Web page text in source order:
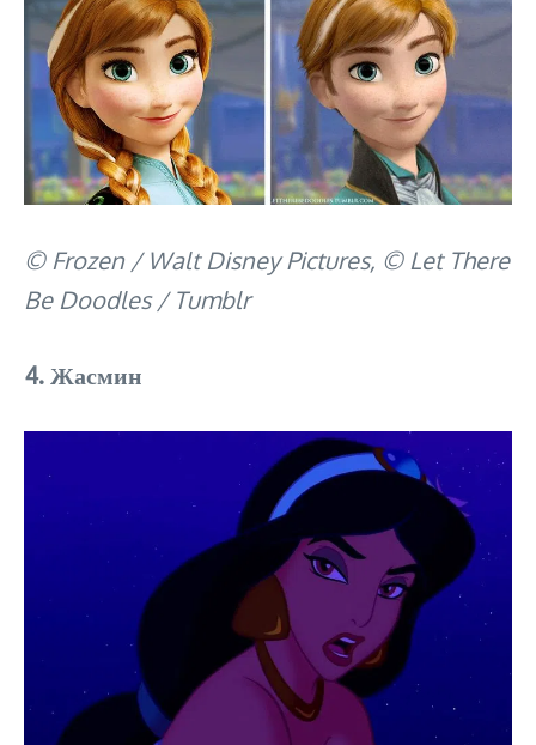
© Frozen / Walt Disney Pictures, © Let There
Be Doodles / Tumblr
4. Жасмин